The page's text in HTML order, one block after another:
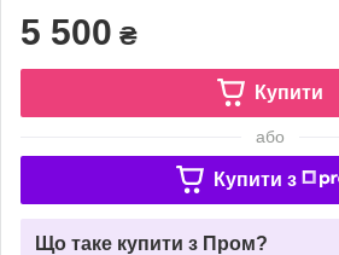
5 500 ₴
Купити
або
Купити з
Що таке купити з Пром?